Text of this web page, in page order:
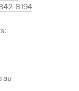
8194
au